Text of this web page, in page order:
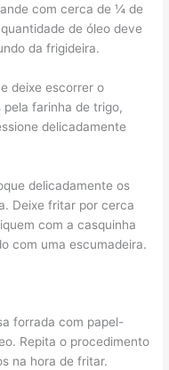
com cerca de ¼ de
de óleo deve
da frigideira.
deixe escorrer o
farinha de trigo,
delicadamente
delicadamente os
Deixe fritar por cerca
com a casquinha
com uma escumadeira.
forrada com papel-
Repita o procedimento
na hora de fritar.